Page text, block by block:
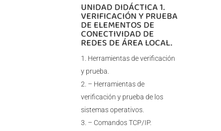
UNIDAD DIDÁCTICA 1.
VERIFICACIÓN Y PRUEBA
DE ELEMENTOS DE
CONECTIVIDAD DE
REDES DE ÁREA LOCAL.
Herramientas de verificación
y prueba.
– Herramientas de
verificación y prueba de los
sistemas operativos.
– Comandos TCP/IP.